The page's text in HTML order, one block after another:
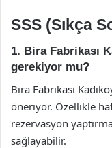
SSS (Sıkça
1. Bira Fabrikası
gerekiyor mu?
Bira Fabrikası
öneriyor. Özellikle
rezervasyon
sağlayabilir.